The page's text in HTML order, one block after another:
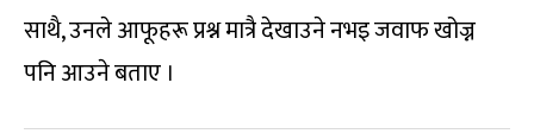
साथै, उनले आफूहरू प्रश्न मात्रै देखाउने नभइ जवाफ खोज्न
पनि आउने बताए ।